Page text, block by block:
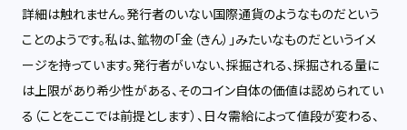
詳細は触れません。発行者のいない国際通貨のようなものだという
ことのようです。私は、鉱物の「金（きん）」みたいなものだというイメ
ージを持っています。発行者がいない、採掘される、採掘される量に
は上限があり希少性がある、そのコイン自体の価値は認められてい
る（ことをここでは前提とします）、日々需給によって値段が変わる、